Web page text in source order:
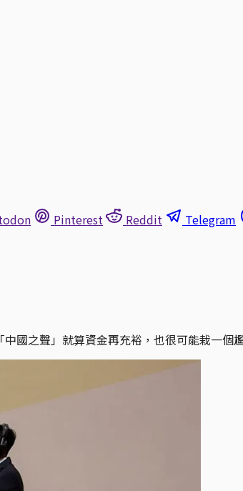
Pinterest Reddit Telegram
國之聲」就算資金再充裕，也很可能栽一個